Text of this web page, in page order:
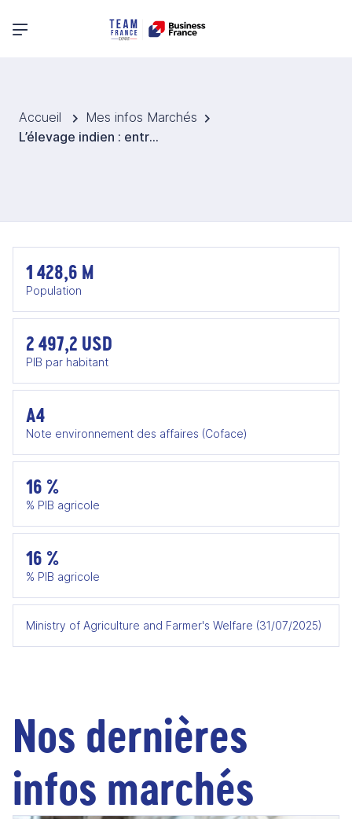
Menu principal
Accueil
Mes infos Marchés
L’élevage indien : entre chocs récents et essor technologique
1 428,6 M
Population
2 497,2 USD
PIB par habitant
A4
Note environnement des affaires (Coface)
16 %
% PIB agricole
16 %
% PIB agricole
Ministry of Agriculture and Farmer's Welfare (31/07/2025)
Nos dernières
infos marchés